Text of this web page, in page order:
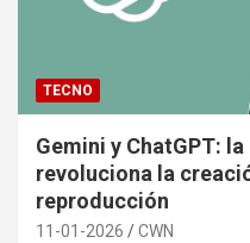
TECNO
Gemini y ChatGPT:
revoluciona la
reproducción
11-01-2026 CWN